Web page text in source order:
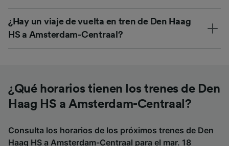
¿Hay un viaje de vuelta en tren de Den Haag
HS a Amsterdam-Centraal?
¿Qué horarios tienen los trenes de Den
Haag HS a Amsterdam-Centraal?
Consulta los horarios de los próximos trenes de Den
Haag HS a Amsterdam-Centraal para el mar. 18